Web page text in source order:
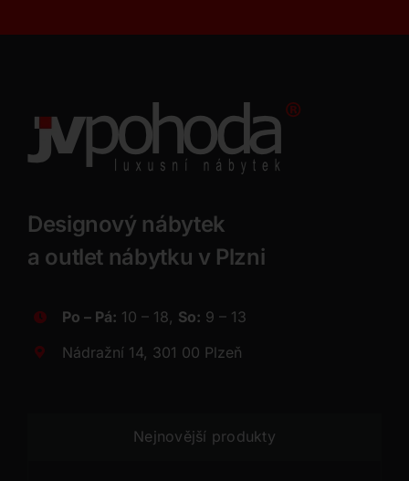
Designový nábytek
a outlet nábytku v Plzni
Po – Pá: 10 – 18, So: 9 – 13
Nádražní 14, 301 00 Plzeň
Nejnovější produkty